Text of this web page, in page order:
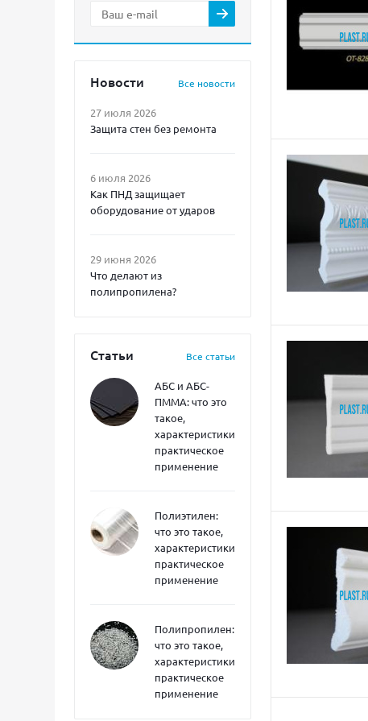
Новости Все новости
27 июля 2026
Защита стен без ремонта
6 июля 2026
Как ПНД защищает
оборудование от ударов
29 июня 2026
Что делают из
полипропилена?
Статьи Все статьи
АБС и АБС-
ПММА: что это
такое,
характеристики,
практическое
применение
Полиэтилен:
что это такое,
характеристики,
практическое
применение
Полипропилен:
что это такое,
характеристики,
практическое
применение